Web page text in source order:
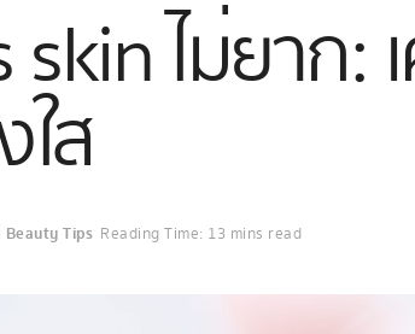
skin ไม่ยา
ส
Tips Reading Time: 13 mins read